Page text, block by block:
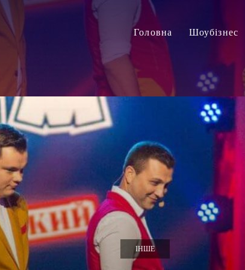
Головна Шоубізнес
ІНШЕ